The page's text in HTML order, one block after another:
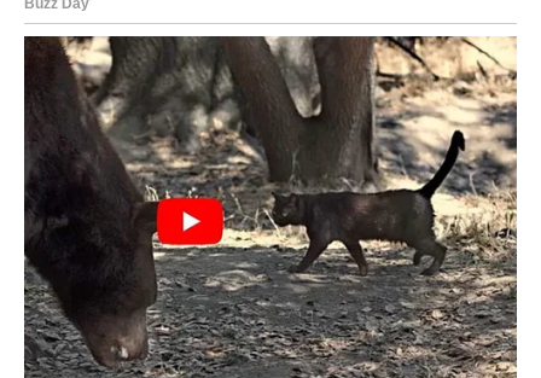
nije bio potpuno iskren prema vama i danas bi sve moglo
izaći na videlo.
Iako će vas ovo zaboleti, shvatićete da ste predugo
ignorisali znakove upozorenja.
Nemojte donositi impulsivne odluke. Dajte sebi vremena
da sve sagledate hladne glave. Posle ovog emotivnog
udara dolazi period mnogo jače i stabilnije energije.
Vodolija